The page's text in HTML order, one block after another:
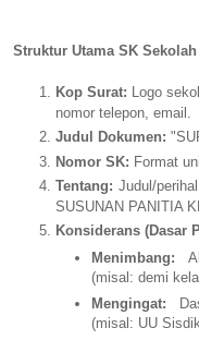
Struktur Utama SK Sekolah
Kop Surat: Logo
nomor telepon, email.
Judul Dokumen:
Nomor SK: Format
Tentang: Judul/
SUSUNAN PANITIA
Konsiderans (Dasar
Menimbang:
(misal: demi
Mengingat:
(misal: UU